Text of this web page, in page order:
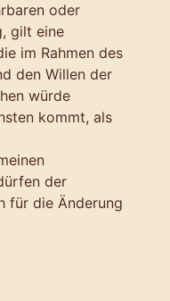
oder
gilt eine
im Rahmen des
den Willen der
würde
kommt, als
der
für die Änderung